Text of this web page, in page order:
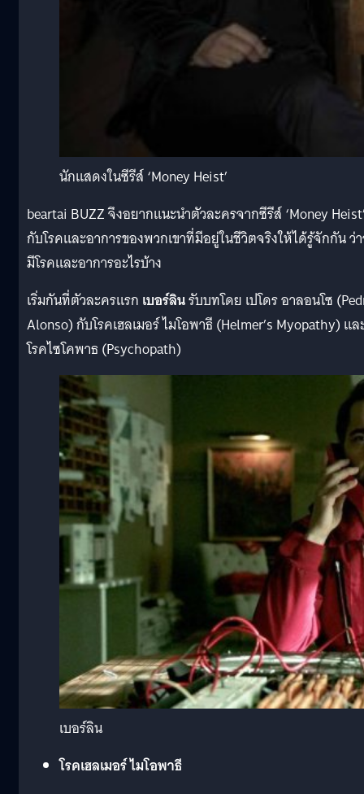
นักแสดงในซีรีส์ ‘Money Heist’
beartai BUZZ จึงอยากแนะนำตัวละครจากซีรีส์ ‘Money
กับโรคและอาการของพวกเขาที่มีอยู่ในชีวิตจริงให้ได้รู้จักกัน ว่
มีโรคและอาการอะไรบ้าง
เริ่มกันที่ตัวละครแรก เบอร์ลินรับบทโดย เปโดร อาลอนโซ
Alonso) กับโรคเฮลเมอร์ ไมโอพาธี (Helmer’s Myopathy) แล
โรคไซโคพาธ (Psychopath)
เบอร์ลิน
โรคเฮลเมอร์ ไมโอพาธี